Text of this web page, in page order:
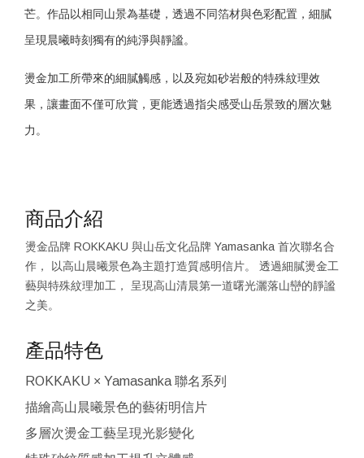
芒。作品以相同山景為基礎，透過不同箔材與色彩配置，細膩
呈現晨曦時刻獨有的純淨與靜謐。
燙金加工所帶來的細膩觸感，以及宛如砂岩般的特殊紋理效
果，讓畫面不僅可欣賞，更能透過指尖感受山岳景致的層次魅
力。
商品介紹
燙金品牌 ROKKAKU 與山岳文化品牌 Yamasanka 首次聯名合
作， 以高山晨曦景色為主題打造質感明信片。 透過細膩燙金工
藝與特殊紋理加工， 呈現高山清晨第一道曙光灑落山巒的靜謐
之美。
產品特色
ROKKAKU × Yamasanka 聯名系列
描繪高山晨曦景色的藝術明信片
多層次燙金工藝呈現光影變化